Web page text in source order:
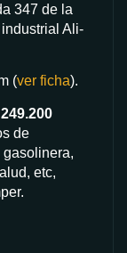
347 de la
Ali-
(ver ficha).
249.200
de
gasolinera,
etc,